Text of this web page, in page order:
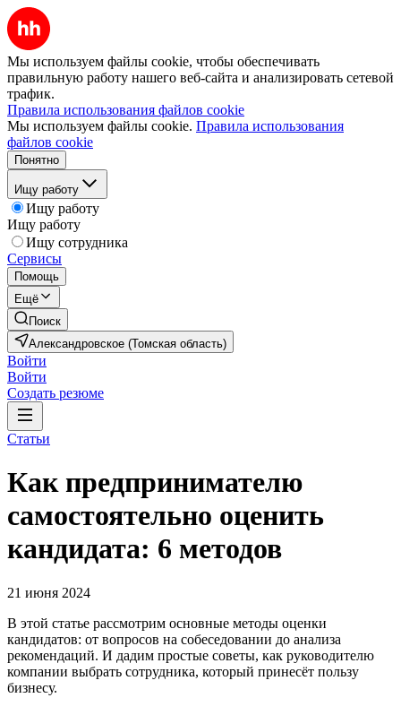
Мы используем файлы cookie, чтобы обеспечивать
правильную работу нашего веб-сайта и анализировать сетевой
трафик.
Правила использования файлов cookie
Мы используем файлы cookie. Правила использования
файлов cookie
Понятно
Ищу работу
Ищу работу
Ищу работу
Ищу сотрудника
Сервисы
Помощь
Ещё
Поиск
Александровское (Томская область)
Войти
Войти
Создать резюме
Статьи
Как предпринимателю
самостоятельно оценить
кандидата: 6 методов
21 июня 2024
В этой статье рассмотрим основные методы оценки
кандидатов: от вопросов на собеседовании до анализа
рекомендаций. И дадим простые советы, как руководителю
компании выбрать сотрудника, который принесёт пользу
бизнесу.